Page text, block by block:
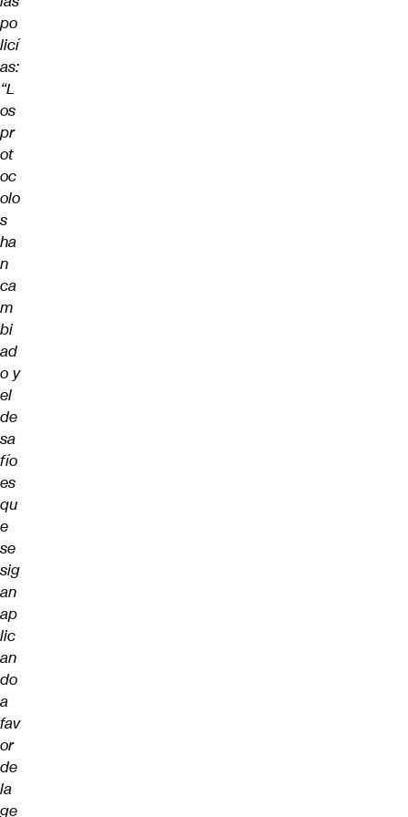
po
licí
as:
“L
os
pr
ot
oc
olo
s
ha
n
ca
m
bi
ad
o y
el
de
sa
fío
es
qu
e
se
sig
an
ap
lic
an
do
a
fav
or
de
la
ge